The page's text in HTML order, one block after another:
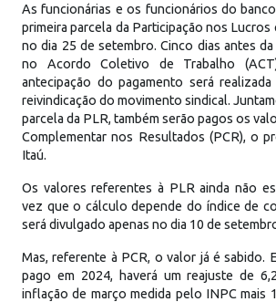
As funcionárias e os funcionários do
primeira parcela da Participação nos Lucros
no dia 25 de setembro. Cinco dias antes
no Acordo Coletivo de Trabalho
antecipação do pagamento será
reivindicação do movimento sindical.
parcela da PLR, também serão pagos os
Complementar nos Resultados (PCR), o
Itaú.
Os valores referentes à PLR ainda não
vez que o cálculo depende do índice de
será divulgado apenas no dia 10 de
Mas, referente à PCR, o valor já é sabido.
pago em 2024, haverá um reajuste de
inflação de março medida pelo INPC mais